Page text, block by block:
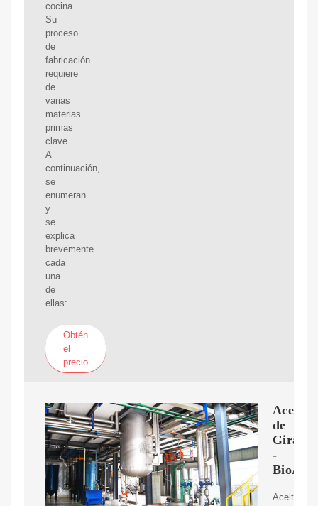
cocina.
Su
proceso
de
fabricación
requiere
de
varias
materias
primas
clave.
A
continuación,
se
enumeran
y
se
explica
brevemente
cada
una
de
ellas:
Obtén
el
precio
Aceite
de
Girasol
-
BioAlei
Aceite